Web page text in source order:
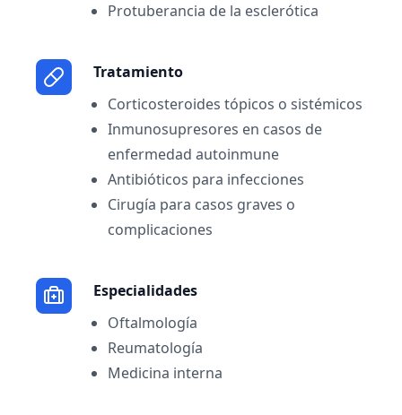
Protuberancia de la esclerótica
Tratamiento
Corticosteroides tópicos o sistémicos
Inmunosupresores en casos de
enfermedad autoinmune
Antibióticos para infecciones
Cirugía para casos graves o
complicaciones
Especialidades
Oftalmología
Reumatología
Medicina interna